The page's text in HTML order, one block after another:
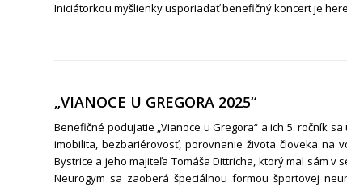
Iniciátorkou myšlienky usporiadať benefičný koncert je
„VIANOCE U GREGORA 2025“
Benefičné podujatie „Vianoce u Gregora“ a ich 5. ročník
imobilita, bezbariérovosť, porovnanie života človeka na
Bystrice a jeho majiteľa Tomáša Dittricha, ktorý mal sám
Neurogym sa zaoberá špeciálnou formou športovej